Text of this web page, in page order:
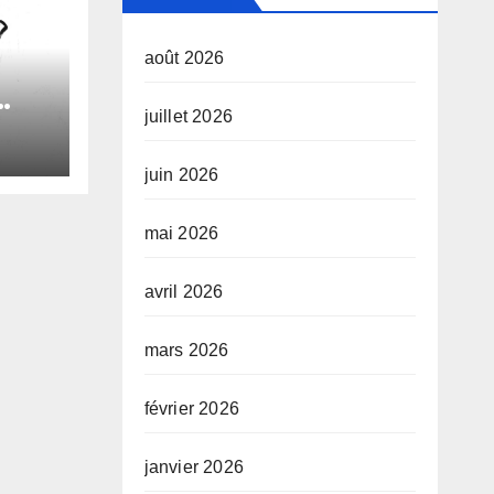
août 2026
juillet 2026
juin 2026
mai 2026
avril 2026
mars 2026
février 2026
janvier 2026